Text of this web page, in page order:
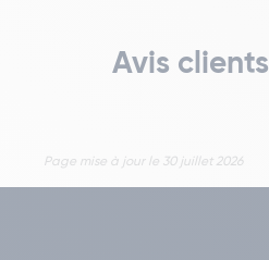
Avis clients
Page mise à jour le 30 juillet 2026